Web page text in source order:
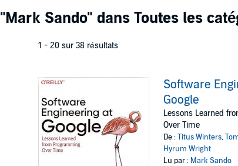
"Mark Sando" dans Toutes les
1 - 20 sur 38 résultats
Software
Google
Lessons Learned
Over Time
De :Titus Winters,
Hyrum Wright
Lu par : Mark Sando